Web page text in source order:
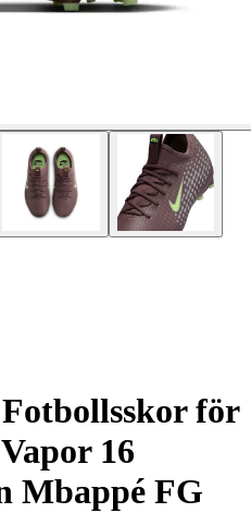
Fotbollsskor för
16
Mbappé FG